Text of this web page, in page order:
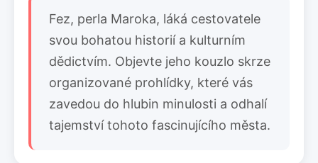
Fez, perla Maroka, láká cestovatele
svou bohatou historií a kulturním
dědictvím. Objevte jeho kouzlo skrze
organizované prohlídky, které vás
zavedou do hlubin minulosti a odhalí
tajemství tohoto fascinujícího města.